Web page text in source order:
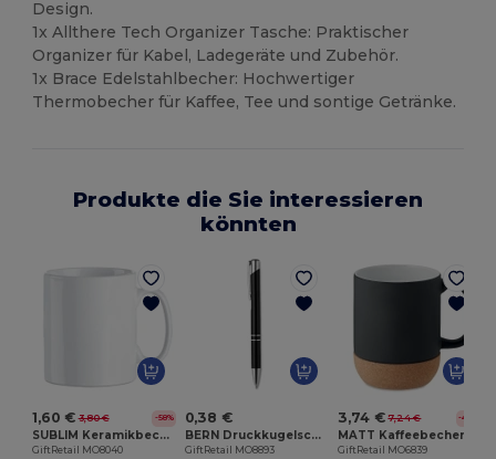
Design.
1x Allthere Tech Organizer Tasche: Praktischer
Organizer für Kabel, Ladegeräte und Zubehör.
1x Brace Edelstahlbecher: Hochwertiger
Thermobecher für Kaffee, Tee und sontige Getränke.
Produkte die Sie interessieren
könnten
1,60 € 3,80 € -58%
SUBLIM Keramikbecher Subli 300ml
GiftRetail MO8040
0,38 €
BERN Druckkugelschreiber
GiftRetail MO8893
3,74 € 7,24 € -48%
GiftRetail MO6839